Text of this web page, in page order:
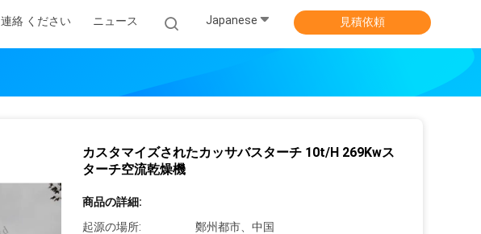
連絡 ください ニュース Japanese 見積依頼
カスタマイズされたカッサバスターチ 10t/H 269Kwス
ターチ空流乾燥機
商品の詳細:
起源の場所:
鄭州都市、中国